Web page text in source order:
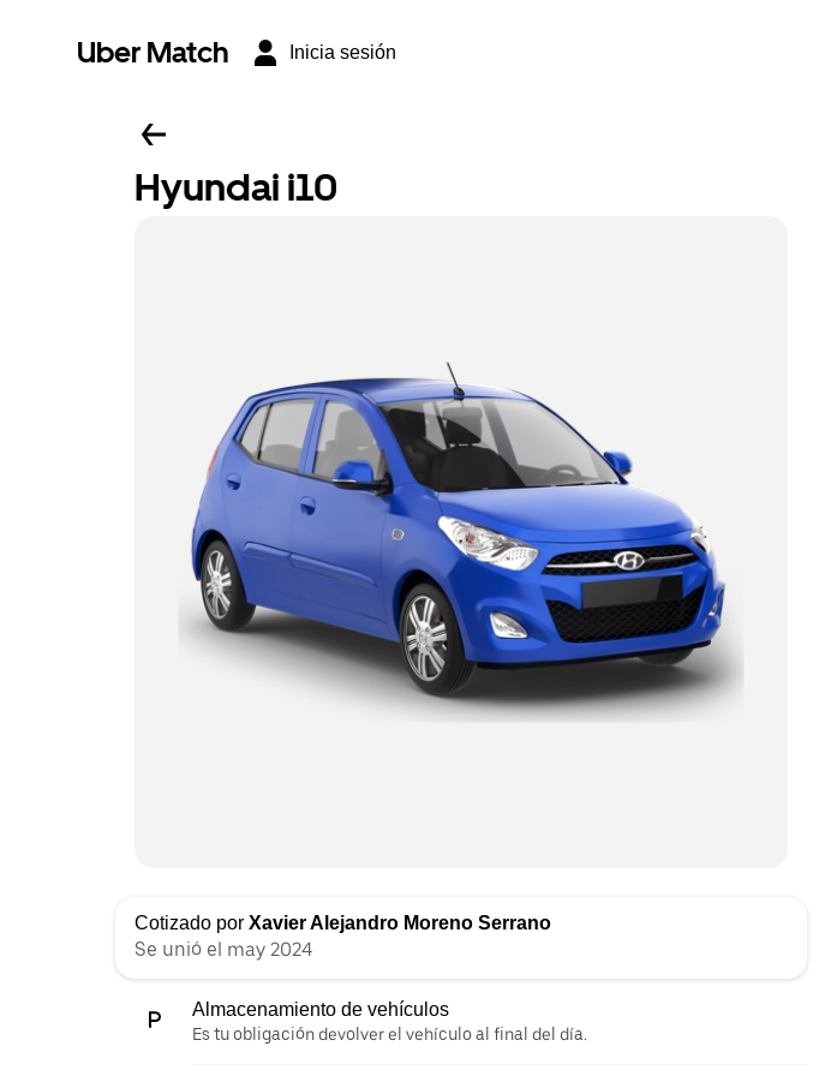
Uber Match Inicia sesión
Hyundai i10
Cotizado por Xavier Alejandro Moreno Serrano
Se unió el may 2024
Almacenamiento de vehículos
Es tu obligación devolver el vehículo al final del día.